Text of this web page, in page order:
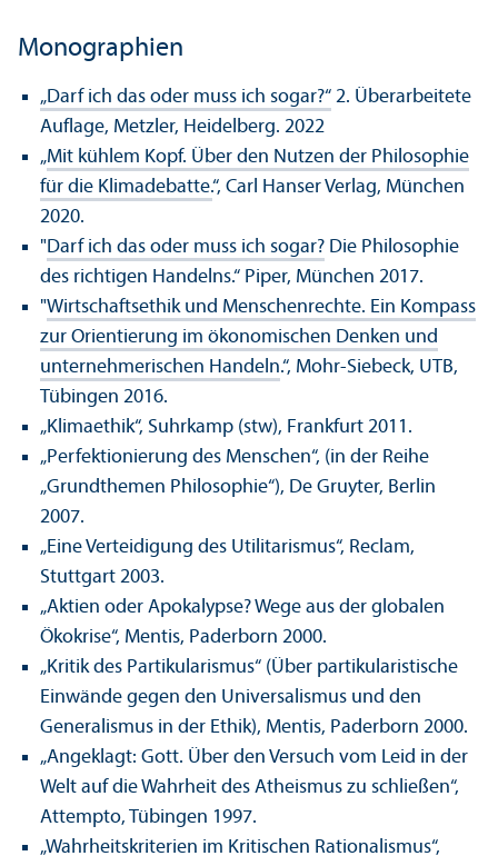
Monographien
„Darf ich das oder muss ich sogar?“ 2. Über­arbeitete
Auflage, Metzler, Heidelberg. 2022
„Mit kühlem Kopf. Über den Nutzen der Philosophie
für die Klimadebatte.“, Carl Hanser Verlag, München
2020.
"Darf ich das oder muss ich sogar? Die Philosophie
des richtigen Handelns.“ Piper, München 2017.
"Wirtschafts­ethik und Menschenrechte. Ein Kompass
zur Orientierung im ökonomischen Denken und
unter­nehmerischen Handeln.“, Mohr-Siebeck, UTB,
Tübingen 2016.
„Klimaethik“, Suhrkamp (stw), Frankfurt 2011.
„Perfektionierung des Menschen“, (in der Reihe
„Grundthemen Philosophie“), De Gruyter, Berlin
2007.
„Eine Verteidigung des Utilitarismus“, Reclam,
Stuttgart 2003.
„Aktien oder Apokalypse? Wege aus der globalen
Ökokrise“, Mentis, Paderborn 2000.
„Kritik des Partikularismus“ (Über partikularistische
Einwände gegen den Universalismus und den
Generalismus in der Ethik), Mentis, Paderborn 2000.
„Angeklagt: Gott. Über den Versuch vom Leid in der
Welt auf die Wahrheit des Atheismus zu schließen“,
Attempto, Tübingen 1997.
„Wahrheits­kriterien im Kritischen Rationalismus“,